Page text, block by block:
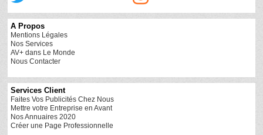
A Propos
Mentions Légales
Nos Services
AV+ dans Le Monde
Nous Contacter
Services Client
Faites Vos Publicités Chez Nous
Mettre votre Entreprise en Avant
Nos Annuaires 2020
Créer une Page Professionnelle